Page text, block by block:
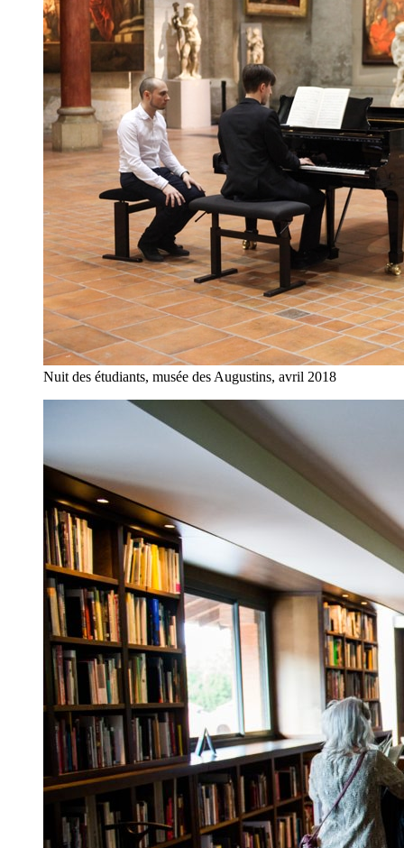
Nuit des étudiants, musée des Augustins, avril 2018